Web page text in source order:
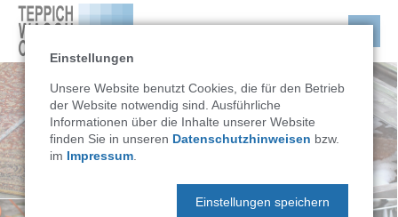
Einstellungen
Unsere Website benutzt Cookies, die für den Betrieb
der Website notwendig sind. Ausführliche
Informationen über die Inhalte unserer Website
finden Sie in unseren Datenschutzhinweisen bzw.
im Impressum
Einstellungen speichern